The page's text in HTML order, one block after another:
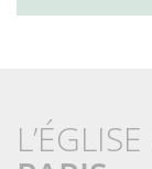
L’ÉGLISE